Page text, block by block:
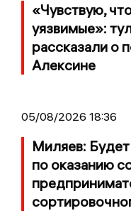
«Чувствую,
уязвимые»:
рассказали о
Алексине
05/08/2026 18:36
Миляев: Будет
по оказанию